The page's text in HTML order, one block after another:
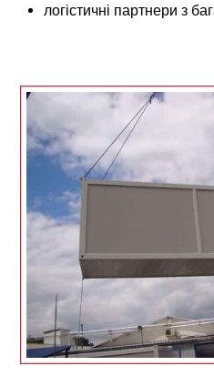
логістичні партнери з